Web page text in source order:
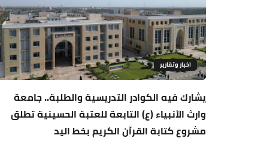
اخبار وتقارير
يشارك فيه الكوادر التدريسية والطلبة.. جامعة
وارث الأنبياء (ع) التابعة للعتبة الحسينية تطلق
مشروع كتابة القرآن الكريم بخط اليد